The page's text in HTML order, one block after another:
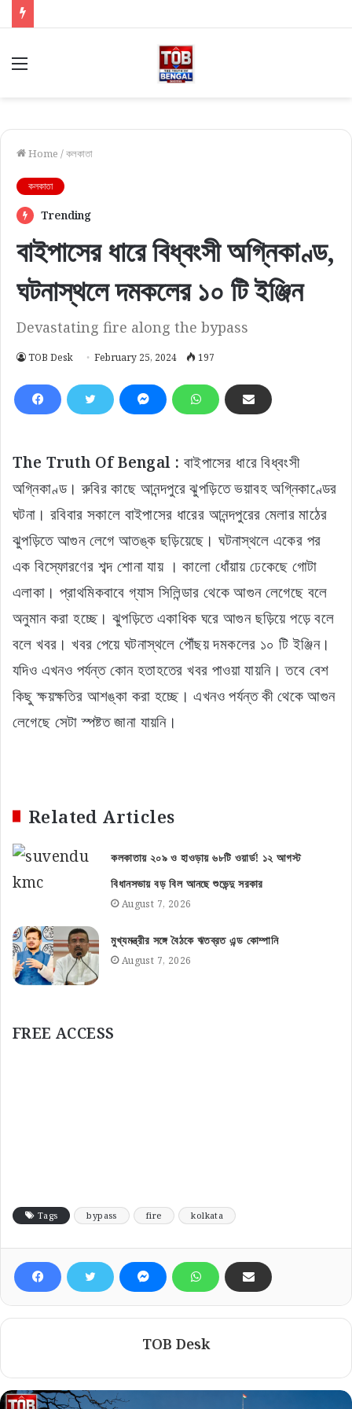
Menu
Home /কলকাতা
কলকাতা
Trending
বাইপাসের ধারে বিধ্বংসী অগ্নিকাণ্ড,
ঘটনাস্থলে দমকলের ১০ টি ইঞ্জিন
Devastating fire along the bypass
TOB Desk February 25, 2024 197
The Truth Of Bengal : বাইপাসের ধারে বিধ্বংসী
অগ্নিকাণ্ড। রুবির কাছে আনন্দপুরে ঝুপড়িতে ভয়াবহ অগ্নিকাণ্ডের
ঘটনা। রবিবার সকালে বাইপাসের ধারের আনন্দপুরের মেলার মাঠের
ঝুপড়িতে আগুন লেগে আতঙ্ক ছড়িয়েছে। ঘটনাস্থলে একের পর
এক বিস্ফোরণের শব্দ শোনা যায় । কালো ধোঁয়ায় ঢেকেছে গোটা
এলাকা। প্রাথমিকবাবে গ্যাস সিলিন্ডার থেকে আগুন লেগেছে বলে
অনুমান করা হচ্ছে। ঝুপড়িতে একাধিক ঘরে আগুন ছড়িয়ে পড়ে বলে
বলে খবর। খবর পেয়ে ঘটনাস্থলে পৌঁছয় দমকলের ১০ টি ইঞ্জিন।
যদিও এখনও পর্যন্ত কোন হতাহতের খবর পাওয়া যায়নি। তবে বেশ
কিছু ক্ষয়ক্ষতির আশঙ্কা করা হচ্ছে। এখনও পর্যন্ত কী থেকে আগুন
লেগেছে সেটা স্পষ্টত জানা যায়নি।
Related Articles
কলকাতায় ২০৯ ও হাওড়ায় ৬৮টি ওয়ার্ড! ১২ আগস্ট
বিধানসভায় বড় বিল আনছে শুভেন্দু সরকার
August 7, 2026
মুখ্যমন্ত্রীর সঙ্গে বৈঠকে ঋতব্রত এন্ড কোম্পানি
August 7, 2026
FREE ACCESS
Tags bypass fire kolkata
TOB Desk